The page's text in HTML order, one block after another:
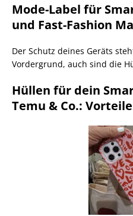
Mode-Label für
und Fast-Fashion
Der Schutz deines Geräts
Vordergrund, auch sind die
Hüllen für dein
Temu & Co.: Vorteile